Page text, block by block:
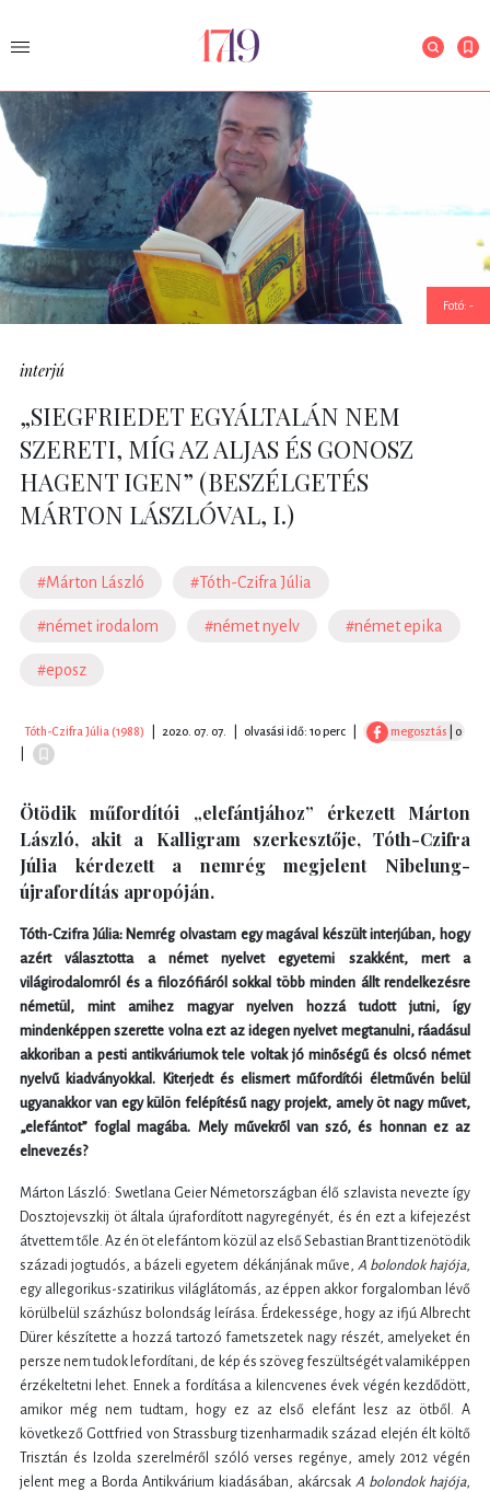
Fotó: -
interjú
„SIEGFRIEDET EGYÁLTALÁN NEM
SZERETI, MÍG AZ ALJAS ÉS GONOSZ
HAGENT IGEN” (BESZÉLGETÉS
MÁRTON LÁSZLÓVAL, I.)
#Márton László #Tóth-Czifra Júlia
#német irodalom #német nyelv #német epika
#eposz
Tóth-Czifra Júlia (1988) 2020. 07. 07. olvasási idő: 10 perc megosztás | 0
Ötödik műfordítói „elefántjához” érkezett Márton
László, akit a Kalligram szerkesztője, Tóth-Czifra
Júlia kérdezett a nemrég megjelent Nibelung-
újrafordítás apropóján.
Tóth-Czifra Júlia: Nemrég olvastam egy magával készült interjúban, hogy
azért választotta a német nyelvet egyetemi szakként, mert a
világirodalomról és a filozófiáról sokkal több minden állt rendelkezésre
németül, mint amihez magyar nyelven hozzá tudott jutni, így
mindenképpen szerette volna ezt az idegen nyelvet megtanulni, ráadásul
akkoriban a pesti antikváriumok tele voltak jó minőségű és olcsó német
nyelvű kiadványokkal. Kiterjedt és elismert műfordítói életművén belül
ugyanakkor van egy külön felépítésű nagy projekt, amely öt nagy művet,
„elefántot” foglal magába. Mely művekről van szó, és honnan ez az
elnevezés?
Márton László: Swetlana Geier Németországban élő szlavista nevezte így
Dosztojevszkij öt általa újrafordított nagyregényét, és én ezt a kifejezést
átvettem tőle. Az én öt elefántom közül az első Sebastian Brant tizenötödik
századi jogtudós, a bázeli egyetem dékánjának műve, A bolondok hajója,
egy allegorikus-szatirikus világlátomás, az éppen akkor forgalomban lévő
körülbelül százhúsz bolondság leírása. Érdekessége, hogy az ifjú Albrecht
Dürer készítette a hozzá tartozó fametszetek nagy részét, amelyeket én
persze nem tudok lefordítani, de kép és szöveg feszültségét valamiképpen
érzékeltetni lehet. Ennek a fordítása a kilencvenes évek végén kezdődött,
amikor még nem tudtam, hogy ez az első elefánt lesz az ötből. A
következő Gottfried von Strassburg tizenharmadik század elején élt költő
Trisztán és Izolda szerelméről szóló verses regénye, amely 2012 végén
jelent meg a Borda Antikvárium kiadásában, akárcsak A bolondok hajója,